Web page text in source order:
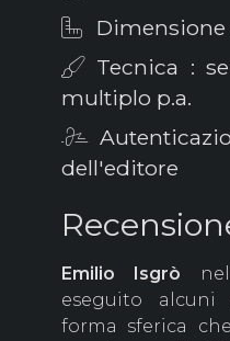
Dimensione
Tecnica :
multiplo p.a.
dell'editore
Emilio Isgrò
eseguito alcuni
forma sferica